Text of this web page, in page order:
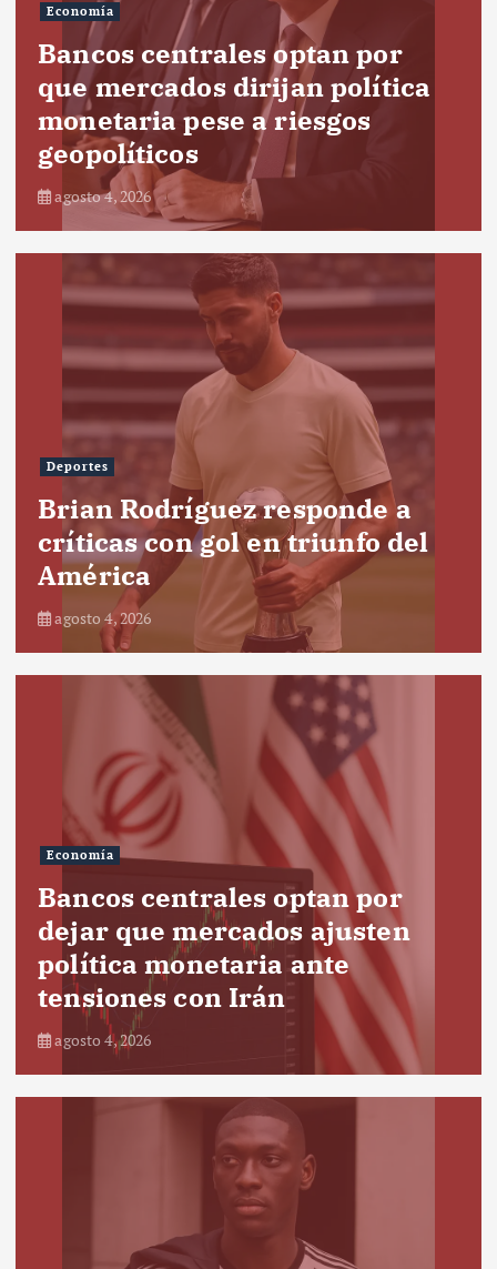
Economía
Bancos centrales optan por
que mercados dirijan política
monetaria pese a riesgos
geopolíticos
agosto 4, 2026
Deportes
Brian Rodríguez responde a
críticas con gol en triunfo del
América
agosto 4, 2026
Economía
Bancos centrales optan por
dejar que mercados ajusten
política monetaria ante
tensiones con Irán
agosto 4, 2026